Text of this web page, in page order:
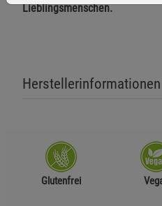
Lieblingsmenschen.
Herstellerinformationen
Glutenfrei
Einstellungen speichern für die
Notwendige
Beschreibung Notwendige Cookies